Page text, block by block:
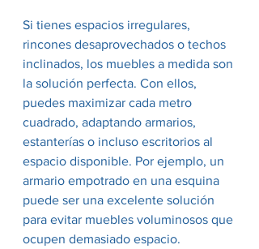
Si tienes espacios irregulares,
rincones desaprovechados o techos
inclinados, los muebles a medida son
la solución perfecta. Con ellos,
puedes maximizar cada metro
cuadrado, adaptando armarios,
estanterías o incluso escritorios al
espacio disponible. Por ejemplo, un
armario empotrado en una esquina
puede ser una excelente solución
para evitar muebles voluminosos que
ocupen demasiado espacio.